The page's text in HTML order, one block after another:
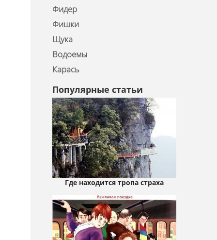
Фидер
Фишки
Щука
Водоемы
Карась
Популярные статьи
Где находится тропа страха